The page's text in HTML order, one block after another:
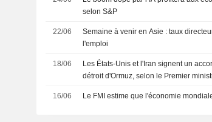
selon S&P
22/06
Semaine à venir en Asie : taux
l'emploi
18/06
Les États-Unis et l'Iran signent un
détroit d'Ormuz, selon le Premier
16/06 Le FMI estime que l'économie